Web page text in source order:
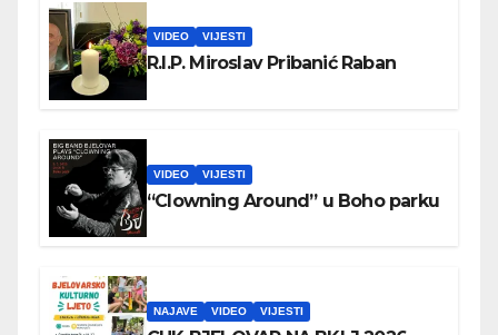
VIDEO VIJESTI
R.I.P. Miroslav Pribanić Raban
VIDEO VIJESTI
“Clowning Around” u Boho parku
NAJAVE VIDEO VIJESTI